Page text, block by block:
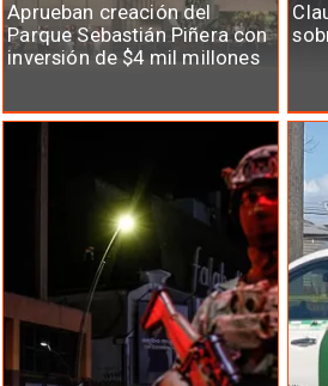
Aprueban creación del
Parque Sebastián Piñera con
inversión de $4 mil millones